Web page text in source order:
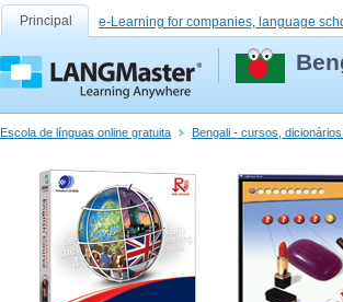
Principal e-Learning for companies, language
Escola de línguas online gratuita Bengali - cursos,